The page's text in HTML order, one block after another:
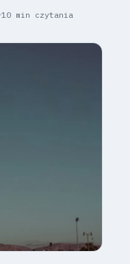
10 min czytania